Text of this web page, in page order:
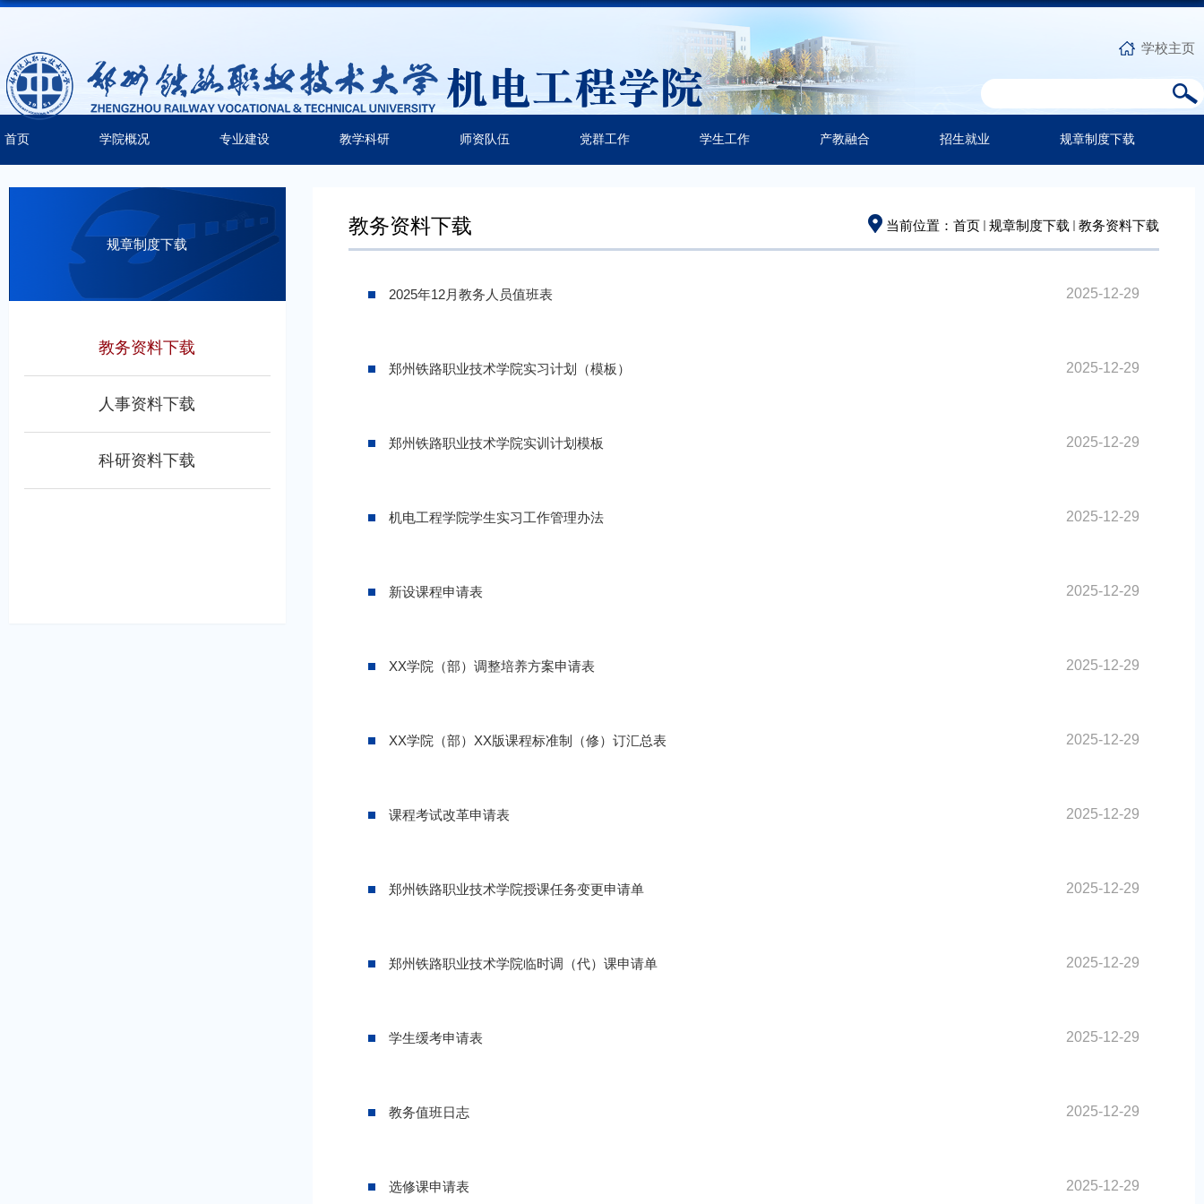
学校主页
首页 学院概况 专业建设 教学科研 师资队伍 党群工作 学生工作 产教融合 招生就业 规章制度下载
规章制度下载
教务资料下载
人事资料下载
科研资料下载
当前位置： 首页 规章制度下载 教务资料下载
教务资料下载
2025年12月教务人员值班表 2025-12-29
郑州铁路职业技术学院实习计划（模板） 2025-12-29
郑州铁路职业技术学院实训计划模板 2025-12-29
机电工程学院学生实习工作管理办法 2025-12-29
新设课程申请表 2025-12-29
XX学院（部）调整培养方案申请表 2025-12-29
XX学院（部）XX版课程标准制（修）订汇总表 2025-12-29
课程考试改革申请表 2025-12-29
郑州铁路职业技术学院授课任务变更申请单 2025-12-29
郑州铁路职业技术学院临时调（代）课申请单 2025-12-29
学生缓考申请表 2025-12-29
教务值班日志 2025-12-29
选修课申请表 2025-12-29